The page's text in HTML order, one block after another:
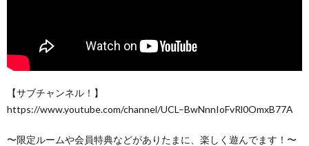
【サブチャンネル！】
https://www.youtube.com/channel/UCL–BwNnnIoFvRl0OmxB77A
〜限定ルームや会員特典などがありたまに、楽しく遊んでます！〜